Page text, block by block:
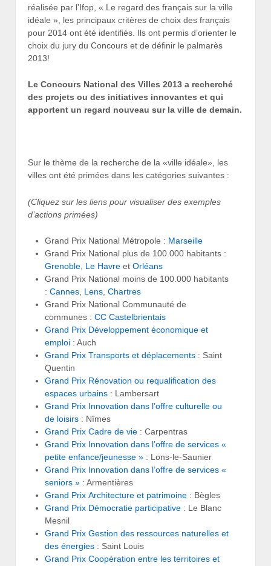
réalisée par l’Ifop, « Le regard des français sur la ville
idéale », les principaux critères de choix des français
pour 2014 ont été identifiés. Ils ont permis d’orienter le
choix du jury du Concours et de définir le palmarès
2013!
Le Concours National des Villes 2013 a recherché
des projets ou des initiatives innovantes et qui
apportent un regard nouveau sur la ville de demain.
Sur le thème de la recherche de la «ville idéale», les
villes ont été primées dans les catégories suivantes :
(Cliquez sur les liens pour visualiser des exemples
d’actions primées)
Grand Prix National Métropole : Marseille
Grand Prix National plus de 100.000 habitants :
Grenoble Le Havre et Orléans
Grand Prix National moins de 100.000 habitants
: Cannes Lens Chartres
Grand Prix National Communauté de
communes : CC Castelbrientais
Grand Prix Développement économique et
emploi : Auch
Grand Prix Transports et déplacements : Saint
Quentin
Grand Prix Rénovation ou requalification des
espaces urbains : Lambersart
Grand Prix Innovation dans l’offre culturelle ou
de loisirs : Nîmes
Grand Prix Cadre de vie : Carpentras
Grand Prix Innovation dans l’offre de services «
petite enfance/jeunesse » : Lons-le-Saunier
Grand Prix Innovation dans l’offre de services «
seniors » : Armentières
Grand Prix Architecture et patrimoine : Bègles
Grand Prix Démocratie participative : Le Blanc
Mesnil
Grand Prix Gestion des ressources naturelles et
des énergies : Saint Louis
Grand Prix Coopération entre les territoires et